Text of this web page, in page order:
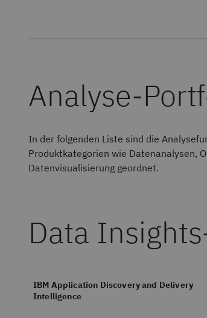
Analyse-
In der folgenden Liste sind die
Produktkategorien wie Datenanalysen,
Datenvisualisierung geordnet.
Data
IBM Application Discovery and Delivery
Intelligence